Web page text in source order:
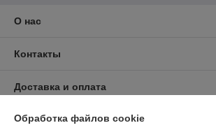
О нас
Контакты
Доставка и оплата
График работы
Обработка файлов cookie